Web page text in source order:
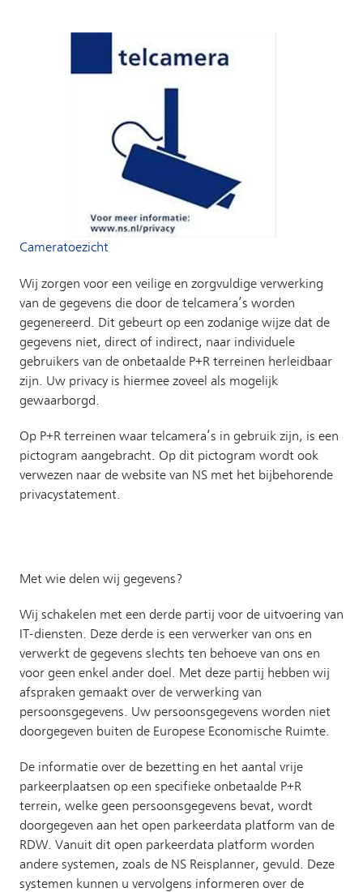
Cameratoezicht